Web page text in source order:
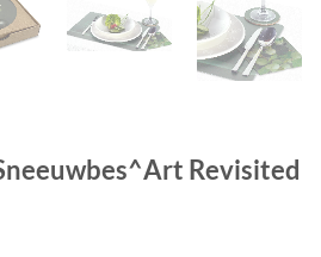
Revisited